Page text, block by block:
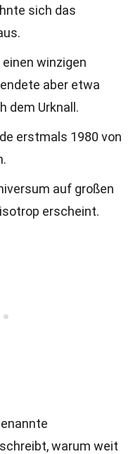
sich das
winzigen
aber etwa
dem Urknall.
erstmals 1980 von
auf großen
erscheint.
warum weit